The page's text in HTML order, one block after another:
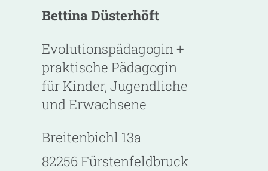
Bettina Düsterhöft
Evolutionspädagogin +
praktische Pädagogin
für Kinder, Jugendliche
und Erwachsene
Breitenbichl 13a
82256 Fürstenfeldbruck